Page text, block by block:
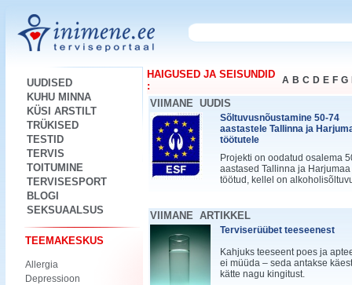
UUDISED
KUHU MINNA
KÜSI ARSTILT
TRÜKISED
TESTID
TERVIS
TOITUMINE
TERVISESPORT
BLOGI
SEKSUAALSUS
TEEMAKESKUS
Allergia
Depressioon
HAIGUSED JA SEISUNDID
:
A B C D E F G
VIIMANE UUDIS
Sõltuvusnõustamine 50-74
aastastele Tallinna ja
töötutele
Projekti on oodatud osalema
aastased Tallinna ja Harjumaa
töötud, kellel on
VIIMANE ARTIKKEL
Terviserüübet teeseenest
Kahjuks teeseent poes ja
ei müüda – seda antakse käest
kätte nagu kingitust.